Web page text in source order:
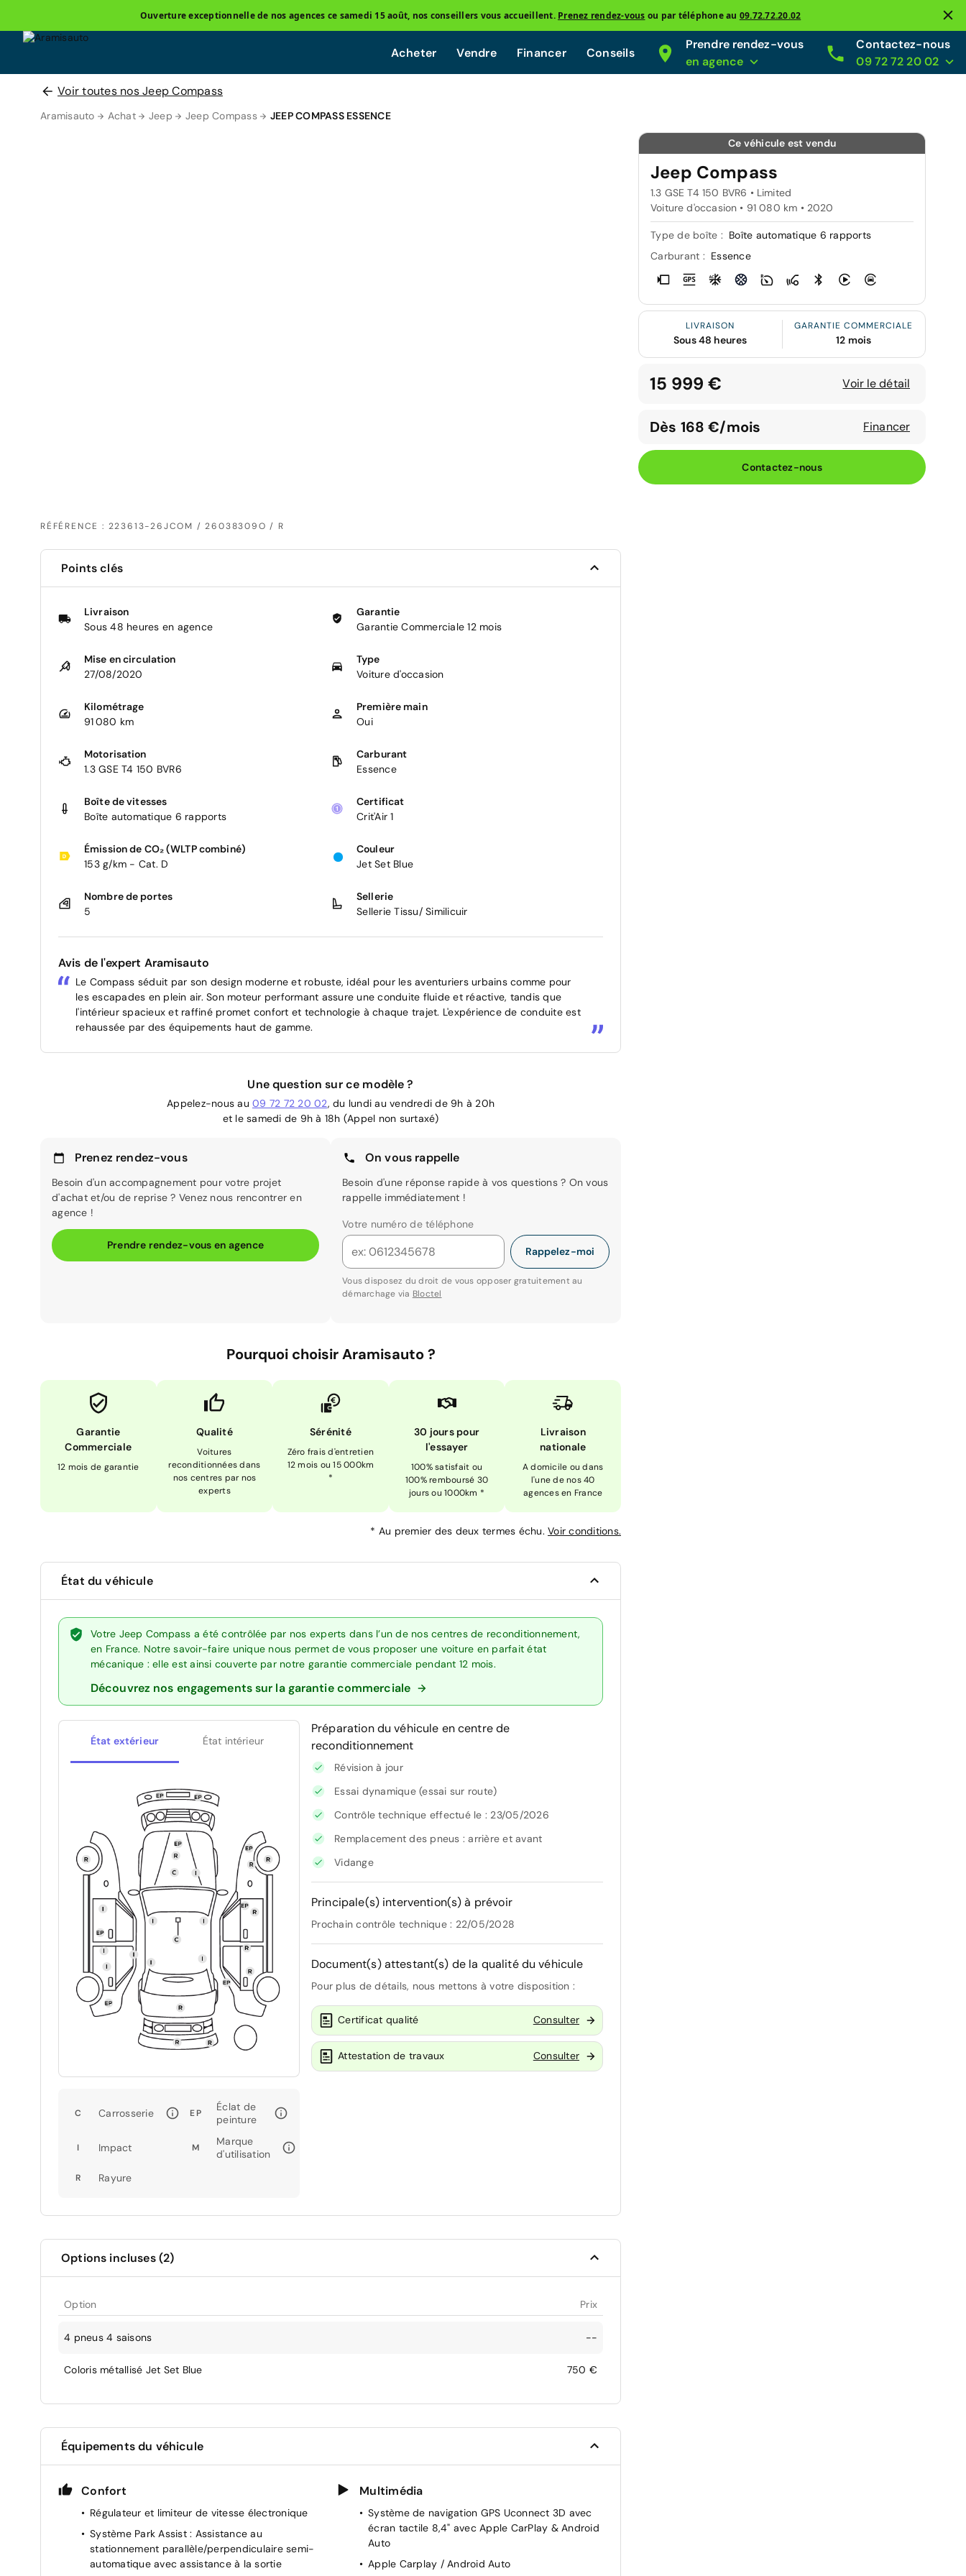
Ouverture exceptionnelle de nos agences ce samedi 15 août, nos conseillers vous accueillent. Prenez rendez-vous ou par téléphone au 09.72.72.20.02
Acheter Vendre Financer Conseils
Prendre rendez-vous
en agence
Contactez-nous
09 72 72 20 02
Voir toutes nos Jeep Compass
Aramisauto Achat Jeep Jeep Compass JEEP COMPASS ESSENCE
RÉFÉRENCE : 223613-26JCOM / 26038309O / R
Ce véhicule est vendu
Jeep Compass
1.3 GSE T4 150 BVR6 • Limited
Voiture d'occasion • 91 080 km • 2020
Type de boîte : Boîte automatique 6 rapports
Carburant : Essence
LIVRAISON
Sous 48 heures
GARANTIE COMMERCIALE
12 mois
15 999 € Voir le détail
Dès 168 €/mois Financer
Contactez-nous
Points clés
Livraison
Sous 48 heures en agence
Garantie
Garantie Commerciale 12 mois
Mise en circulation
27/08/2020
Type
Voiture d'occasion
Kilométrage
91 080 km
Première main
Oui
Motorisation
1.3 GSE T4 150 BVR6
Carburant
Essence
Boîte de vitesses
Boîte automatique 6 rapports
Certificat
Crit'Air 1
Émission de CO₂ (WLTP combiné)
153 g/km - Cat. D
Couleur
Jet Set Blue
Nombre de portes
5
Sellerie
Sellerie Tissu/ Similicuir
Avis de l'expert Aramisauto
Le Compass séduit par son design moderne et robuste, idéal pour les aventuriers urbains comme pour
les escapades en plein air. Son moteur performant assure une conduite fluide et réactive, tandis que
l'intérieur spacieux et raffiné promet confort et technologie à chaque trajet. L'expérience de conduite est
rehaussée par des équipements haut de gamme.
Une question sur ce modèle ?
Appelez-nous au 09 72 72 20 02, du lundi au vendredi de 9h à 20h
et le samedi de 9h à 18h (Appel non surtaxé)
Prenez rendez-vous
Besoin d'un accompagnement pour votre projet
d'achat et/ou de reprise ? Venez nous rencontrer en
agence !
Prendre rendez-vous en agence
On vous rappelle
Besoin d'une réponse rapide à vos questions ? On vous
rappelle immédiatement !
Votre numéro de téléphone
Rappelez-moi
Vous disposez du droit de vous opposer gratuitement au
démarchage via Bloctel
Pourquoi choisir Aramisauto ?
Garantie
Commerciale
12 mois de garantie
Qualité
Voitures
reconditionnées dans
nos centres par nos
experts
Sérénité
Zéro frais d'entretien
12 mois ou 15 000km
*
30 jours pour
l'essayer
100% satisfait ou
100% remboursé 30
jours ou 1000km *
Livraison
nationale
A domicile ou dans
l'une de nos 40
agences en France
* Au premier des deux termes échu. Voir conditions.
État du véhicule
Votre Jeep Compass a été contrôlée par nos experts dans l’un de nos centres de reconditionnement,
en France. Notre savoir-faire unique nous permet de vous proposer une voiture en parfait état
mécanique : elle est ainsi couverte par notre garantie commerciale pendant 12 mois.
Découvrez nos engagements sur la garantie commerciale
État extérieur État intérieur
C Carrosserie EP
Éclat de
peinture
I Impact M
Marque
d'utilisation
R Rayure
Préparation du véhicule en centre de
reconditionnement
Révision à jour
Essai dynamique (essai sur route)
Contrôle technique effectué le : 23/05/2026
Remplacement des pneus : arrière et avant
Vidange
Principale(s) intervention(s) à prévoir
Prochain contrôle technique : 22/05/2028
Document(s) attestant(s) de la qualité du véhicule
Pour plus de détails, nous mettons à votre disposition :
Certificat qualité Consulter
Attestation de travaux Consulter
Options incluses (2)
Option Prix
4 pneus 4 saisons --
Coloris métallisé Jet Set Blue 750 €
Équipements du véhicule
Confort
Régulateur et limiteur de vitesse électronique
Système Park Assist : Assistance au
stationnement parallèle/perpendiculaire semi-
automatique avec assistance à la sortie
Multimédia
Système de navigation GPS Uconnect 3D avec
écran tactile 8,4" avec Apple CarPlay & Android
Auto
Apple Carplay / Android Auto